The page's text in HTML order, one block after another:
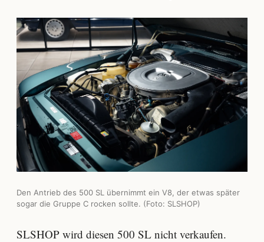
Den Antrieb des 500 SL übernimmt ein V8, der etwas später
sogar die Gruppe C rocken sollte. (Foto: SLSHOP)
SLSHOP wird diesen 500 SL nicht verkaufen.